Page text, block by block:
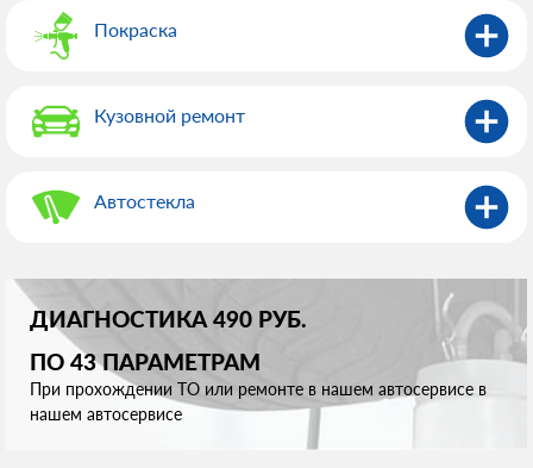
Покраска
Кузовной ремонт
Автостекла
ДИАГНОСТИКА 490 РУБ.
ПО 43 ПАРАМЕТРАМ
При прохождении ТО или ремонте в нашем автосервисе в
нашем автосервисе